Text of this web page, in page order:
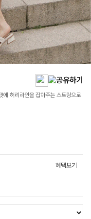
허리라인을 잡아주는 스트링으로
혜택보기